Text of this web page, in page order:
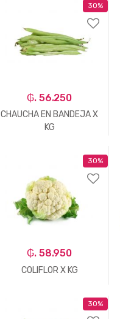
30%
₲. 56.250
CHAUCHA EN BANDEJA X
KG
+
30%
₲. 58.950
COLIFLOR X KG
+
30%